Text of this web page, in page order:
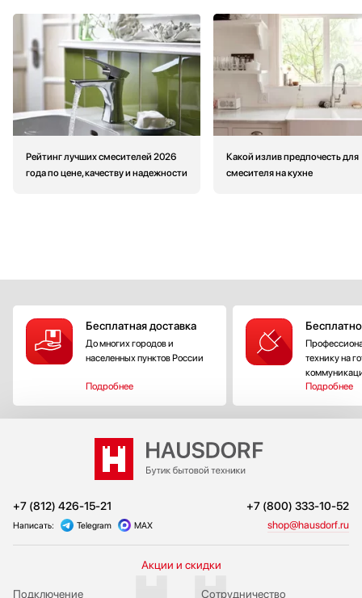
Рейтинг лучших смесителей 2026
года по цене, качеству и надежности
Какой излив предпочесть для
смесителя на кухне
Бесплатная доставка
До многих городов и
населенных пунктов России
Подробнее
технику на
Подробнее
+7 (812) 426-15-21 +7 (800) 333-10-52
Написать: Telegram MAX shop@hausdorf.ru
Акции и скидки
Подключение Сотрудничество